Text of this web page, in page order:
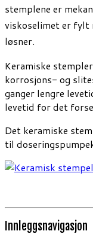
stemplene er
viskoselimet er fylt
løsner.
Keramiske
korrosjons- og
ganger lengre
levetid for det
Det keramiske
til
Innleggsnavigasjon